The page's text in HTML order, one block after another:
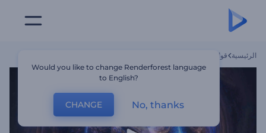
الرئيسية قوالب
Would you like to change Renderforest language
to English?
CHANGE No, thanks